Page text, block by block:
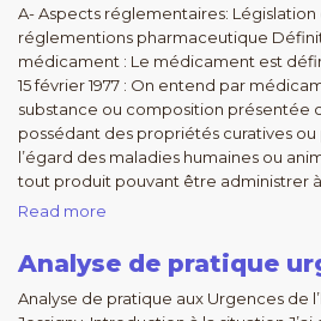
A- Aspects réglementaires: Législation
réglementions pharmaceutique
médicament : Le médicament est
15 février 1977 : On entend par
substance ou composition présentée
possédant des propriétés curatives ou
l’égard des maladies humaines ou
tout produit pouvant être administrer
Read more
Analyse de pratique
Analyse de pratique aux Urgences de